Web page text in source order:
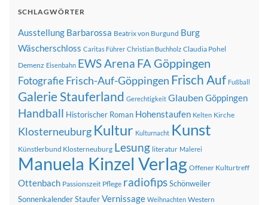
SCHLAGWÖRTER
Ausstellung Barbarossa Beatrix von Burgund Burg
Wäscherschloss Caritas Führer Christian Buchholz Claudia Pohel
Demenz Eisenbahn EWS Arena FA Göppingen
FotografieFrisch-Auf-Göppingen Frisch Auf Fußball
Galerie Stauferland Gerechtigkeit Glauben Göppingen
Handball Historischer Roman Hohenstaufen Kelten Kirche
Klosterneuburg Kultur Kulturnacht Kunst
Künstlerbund Klosterneuburg Lesung literatur Malerei
Manuela Kinzel Verlag Offener Kulturtreff
Ottenbach Passionszeit Pflege radiofipsSchönweiler
SonnenkalenderStauferVernissage Weihnachten Western